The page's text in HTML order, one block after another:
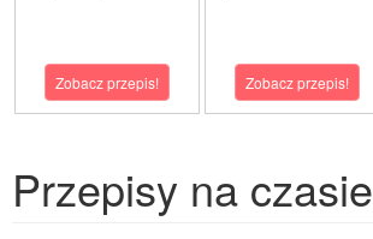
Zobacz przepis! Zobacz przepis!
Przepisy na czasie